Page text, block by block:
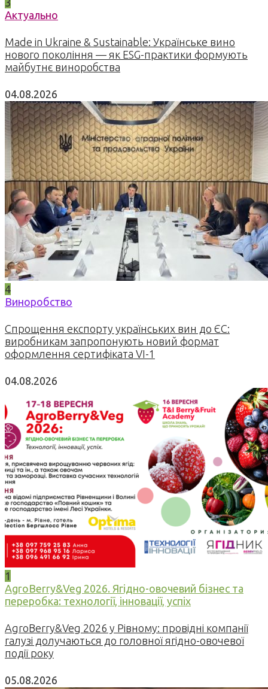
Актуально
Made in Ukraine & Sustainable: Українське вино
нового покоління — як ESG-практики формують
майбутнє виноробства
04.08.2026
4
Виноробство
Спрощення експорту українських вин до ЄС:
виробникам запропонують новий формат
оформлення сертифіката VI-1
04.08.2026
1
AgroBerry&Veg 2026. Ягідно-овочевий бізнес та
переробка: технології, інновації, успіх
AgroBerry&Veg 2026 у Рівному: провідні компанії
галузі долучаються до головної ягідно-овочевої
події року
05.08.2026